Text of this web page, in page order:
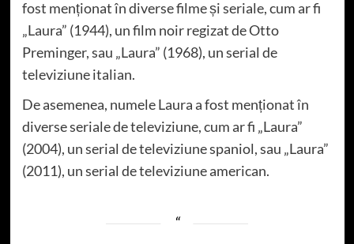
fost menționat în diverse filme și seriale, cum ar fi
„Laura” (1944), un film noir regizat de Otto
Preminger, sau „Laura” (1968), un serial de
televiziune italian.
De asemenea, numele Laura a fost menționat în
diverse seriale de televiziune, cum ar fi „Laura”
(2004), un serial de televiziune spaniol, sau „Laura”
(2011), un serial de televiziune american.